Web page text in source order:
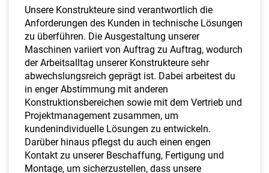
Unsere Konstrukteure sind verantwortlich die
Anforderungen des Kunden in technische Lösungen
zu überführen. Die Ausgestaltung unserer
Maschinen variiert von Auftrag zu Auftrag, wodurch
der Arbeitsalltag unserer Konstrukteure sehr
abwechslungsreich geprägt ist. Dabei arbeitest du
in enger Abstimmung mit anderen
Konstruktionsbereichen sowie mit dem Vertrieb und
Projektmanagement zusammen, um
kundenindividuelle Lösungen zu entwickeln.
Darüber hinaus pflegst du auch einen engen
Kontakt zu unserer Beschaffung, Fertigung und
Montage, um sicherzustellen, dass unsere